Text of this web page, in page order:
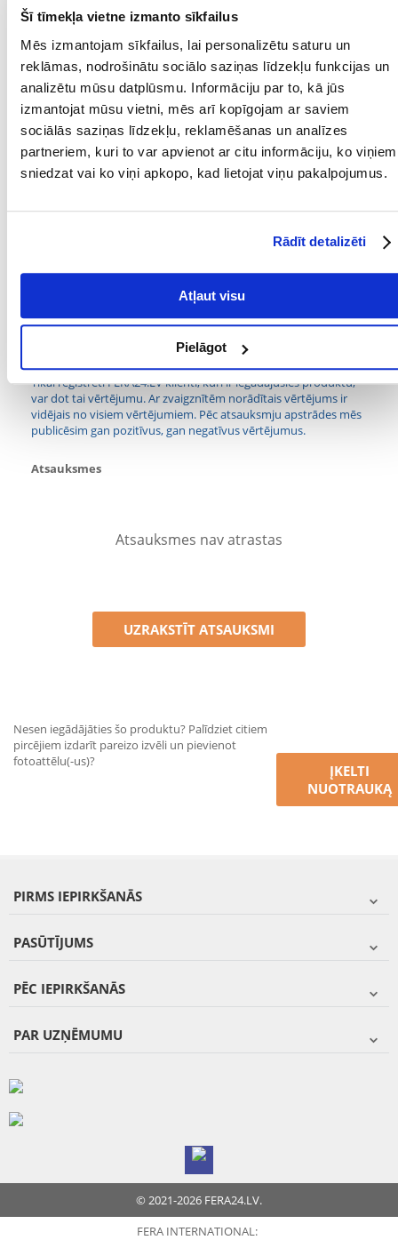
Šī tīmekļa vietne izmanto sīkfailus
Mēs izmantojam sīkfailus, lai personalizētu saturu un
reklāmas, nodrošinātu sociālo saziņas līdzekļu funkcijas un
analizētu mūsu datplūsmu. Informāciju par to, kā jūs
izmantojat mūsu vietni, mēs arī kopīgojam ar saviem
sociālās saziņas līdzekļu, reklamēšanas un analīzes
partneriem, kuri to var apvienot ar citu informāciju, ko viņiem
sniedzat vai ko viņi apkopo, kad lietojat viņu pakalpojumus.
Rādīt detalizēti
Atļaut visu
Pielāgot
MĀJDZĪVNIEKA
IZMĒRS:
Universāls
DOLINA NOTECI
Mērķis
DZĪVES POSMS: Pieaudzis
ĪPAŠAS PRASĪBAS: Izveseļošanās
Sastāvdaļas
VEIDS:
Kādi ir produktu vērtēšanas noteikumi?
Tikai reģistrēti FERA24.LV klienti, kuri ir iegādājušies produktu,
var dot tai vērtējumu. Ar zvaigznītēm norādītais vērtējums ir
vidējais no visiem vērtējumiem. Pēc atsauksmju apstrādes mēs
publicēsim gan pozitīvus, gan negatīvus vērtējumus.
Atsauksmes
Atsauksmes nav atrastas
UZRAKSTĪT ATSAUKSMI
Nesen iegādājāties šo produktu? Palīdziet citiem
pircējiem izdarīt pareizo izvēli un pievienot
fotoattēlu(-us)?
ĮKELTI
NUOTRAUKĄ
PIRMS IEPIRKŠANĀS
PASŪTĪJUMS
PĒC IEPIRKŠANĀS
PAR UZŅĒMUMU
© 2021-2026 FERA24.LV.
FERA INTERNATIONAL: